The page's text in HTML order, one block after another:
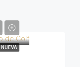
NUEVA